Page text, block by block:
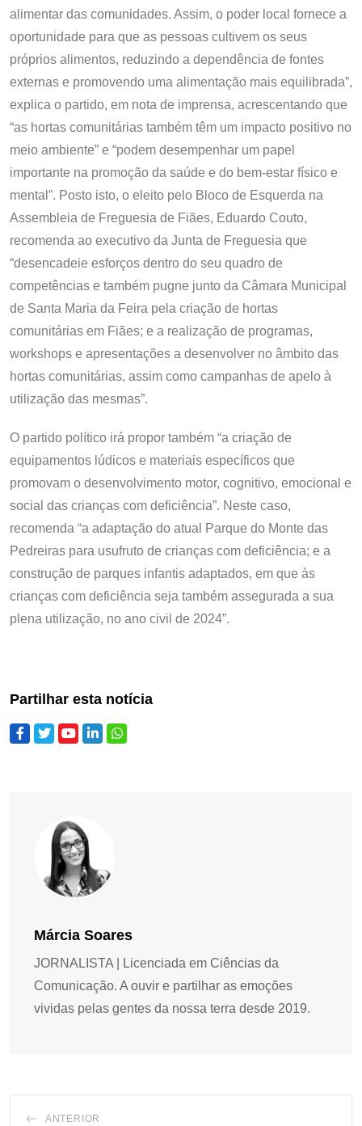
alimentar das comunidades. Assim, o poder local fornece a
oportunidade para que as pessoas cultivem os seus
próprios alimentos, reduzindo a dependência de fontes
externas e promovendo uma alimentação mais equilibrada”,
explica o partido, em nota de imprensa, acrescentando que
“as hortas comunitárias também têm um impacto positivo no
meio ambiente” e “podem desempenhar um papel
importante na promoção da saúde e do bem-estar físico e
mental”. Posto isto, o eleito pelo Bloco de Esquerda na
Assembleia de Freguesia de Fiães, Eduardo Couto,
recomenda ao executivo da Junta de Freguesia que
“desencadeie esforços dentro do seu quadro de
competências e também pugne junto da Câmara Municipal
de Santa Maria da Feira pela criação de hortas
comunitárias em Fiães; e a realização de programas,
workshops e apresentações a desenvolver no âmbito das
hortas comunitárias, assim como campanhas de apelo à
utilização das mesmas”.
O partido político irá propor também “a criação de
equipamentos lúdicos e materiais específicos que
promovam o desenvolvimento motor, cognitivo, emocional e
social das crianças com deficiência”. Neste caso,
recomenda “a adaptação do atual Parque do Monte das
Pedreiras para usufruto de crianças com deficiência; e a
construção de parques infantis adaptados, em que às
crianças com deficiência seja também assegurada a sua
plena utilização, no ano civil de 2024”.
Partilhar esta notícia
Márcia Soares
JORNALISTA | Licenciada em Ciências da
Comunicação. A ouvir e partilhar as emoções
vividas pelas gentes da nossa terra desde 2019.
ANTERIOR